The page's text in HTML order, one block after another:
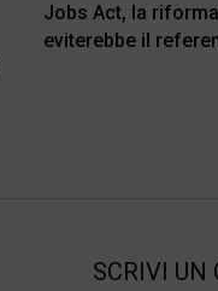
Jobs Act, la
eviterebbe il
SCRIVI UN